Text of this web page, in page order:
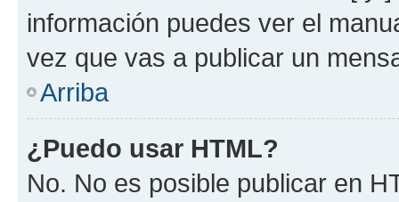
información puedes ver el
vez que vas a publicar un
Arriba
¿Puedo usar HTML?
No. No es posible publicar en